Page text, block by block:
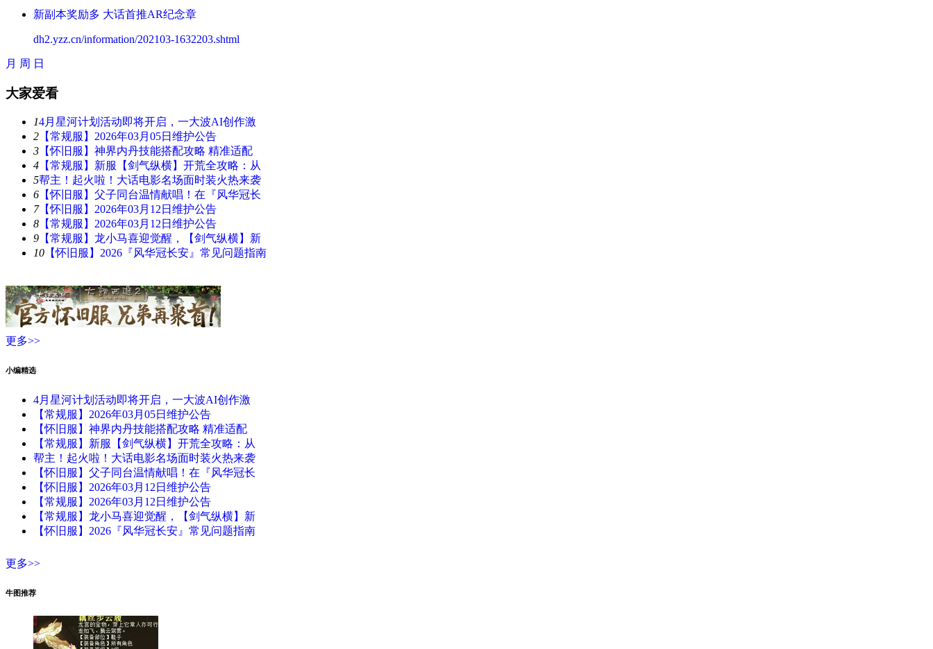
新副本奖励多 大话首推AR纪念章
dh2.yzz.cn/information/202103-1632203.shtml
月 周 日
大家爱看
14月星河计划活动即将开启，一大波AI创作激
2 【常规服】2026年03月05日维护公告
3 【怀旧服】神界内丹技能搭配攻略 精准适配
4 【常规服】新服【剑气纵横】开荒全攻略：从
5帮主！起火啦！大话电影名场面时装火热来袭
6 【怀旧服】父子同台温情献唱！在『风华冠长
7【怀旧服】2026年03月12日维护公告
8 【常规服】2026年03月12日维护公告
9 【常规服】龙小马喜迎觉醒，【剑气纵横】新
10 【怀旧服】2026『风华冠长安』常见问题指南
更多>>
小编精选
4月星河计划活动即将开启，一大波AI创作激
【常规服】2026年03月05日维护公告
【怀旧服】神界内丹技能搭配攻略 精准适配
【常规服】新服【剑气纵横】开荒全攻略：从
帮主！起火啦！大话电影名场面时装火热来袭
【怀旧服】父子同台温情献唱！在『风华冠长
【怀旧服】2026年03月12日维护公告
【常规服】2026年03月12日维护公告
【常规服】龙小马喜迎觉醒，【剑气纵横】新
【怀旧服】2026『风华冠长安』常见问题指南
更多>>
牛图推荐